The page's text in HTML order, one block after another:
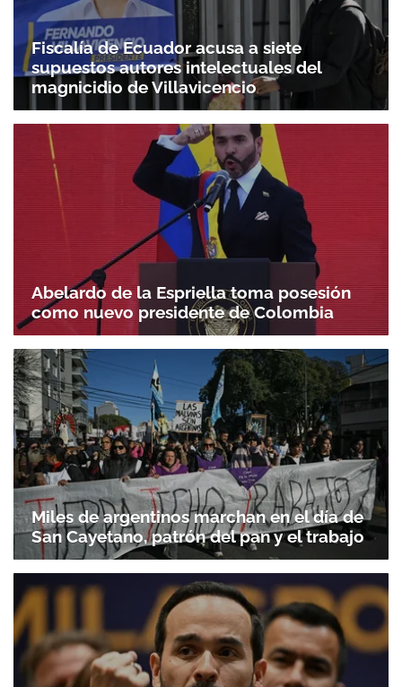
Fiscalía de Ecuador acusa a siete
supuestos autores intelectuales del
magnicidio de Villavicencio
Abelardo de la Espriella toma posesión
como nuevo presidente de Colombia
Miles de argentinos marchan en el día de
San Cayetano, patrón del pan y el trabajo